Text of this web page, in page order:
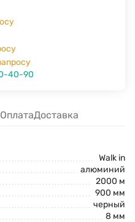
40-90
ОплатаДоставка
Walk in
алюминий
2000 м
900 мм
черный
8 мм